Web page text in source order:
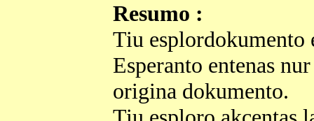
Resumo :
Tiu esplordokumento
Esperanto entenas
origina dokumento.